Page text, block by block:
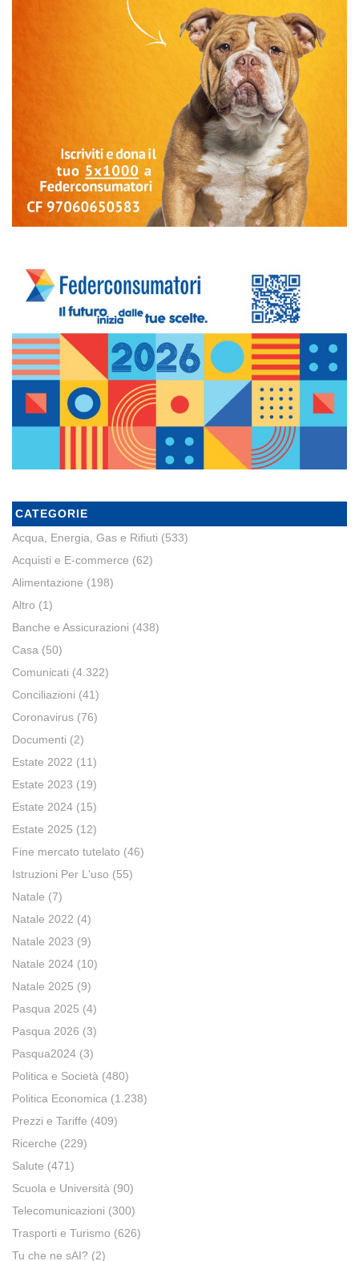
CATEGORIE
Acqua, Energia, Gas e Rifiuti (533)
Acquisti e E-commerce (62)
Alimentazione (198)
Altro (1)
Banche e Assicurazioni (438)
Casa (50)
Comunicati (4.322)
Conciliazioni (41)
Coronavirus (76)
Documenti (2)
Estate 2022 (11)
Estate 2023 (19)
Estate 2024 (15)
Estate 2025 (12)
Fine mercato tutelato (46)
Istruzioni Per L'uso (55)
Natale (7)
Natale 2022 (4)
Natale 2023 (9)
Natale 2024 (10)
Natale 2025 (9)
Pasqua 2025 (4)
Pasqua 2026 (3)
Pasqua2024 (3)
Politica e Società (480)
Politica Economica (1.238)
Prezzi e Tariffe (409)
Ricerche (229)
Salute (471)
Scuola e Università (90)
Telecomunicazioni (300)
Trasporti e Turismo (626)
Tu che ne sAI? (2)